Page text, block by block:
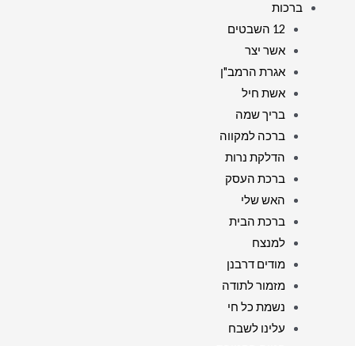
ברכות
12 השבטים
אשר יצר
אגרת הרמב"ן
אשת חיל
בריך שמה
ברכה למקווה
הדלקת נרות
ברכת העסק
האש שלי
ברכת הבית
למנצח
מודים דרבנן
מזמור לתודה
נשמת כל חי
עלינו לשבח